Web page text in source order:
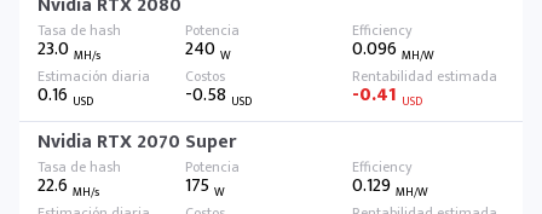
23.0 MH/s 240W 0.096 MH/W
0.16 USD -0.58 USD -0.41 USD
Nvidia RTX 2070 Super
22.6 MH/s 175W 0.129 MH/W